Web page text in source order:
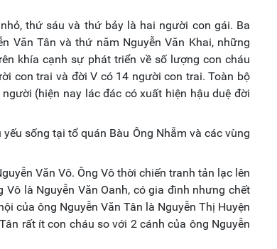
thứ sáu và thứ bảy là hai người con gái. Ba
Văn Tân và thứ năm Nguyễn Văn Khai, những
khía cạnh sự phát triển về số lượng con cháu
con trai và đời V có 14 người con trai. Toàn bộ
(hiện nay lác đác có xuất hiện hậu duệ đời
sống tại tổ quán Bàu Ông Nhẵm và các vùng
Văn Vô. Ông Vô thời chiến tranh tản lạc lên
là Nguyễn Văn Oanh, có gia đình nhưng chết
của ông Nguyễn Văn Tân là Nguyễn Thị Huyện
rất ít con cháu so với 2 cánh của ông Nguyễn